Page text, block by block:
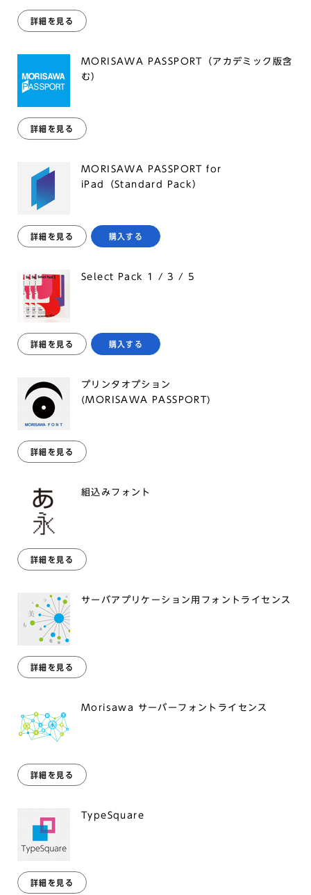
詳細を見る
MORISAWA PASSPORT（アカデミック版含
む）
詳細を見る
MORISAWA PASSPORT for
iPad（Standard Pack）
詳細を見る 購入する
Select Pack 1 / 3 / 5
詳細を見る 購入する
プリンタオプション
(MORISAWA PASSPORT)
詳細を見る
組込みフォント
詳細を見る
サーバアプリケーション用フォントライセンス
詳細を見る
Morisawa サーバーフォントライセンス
詳細を見る
TypeSquare
詳細を見る